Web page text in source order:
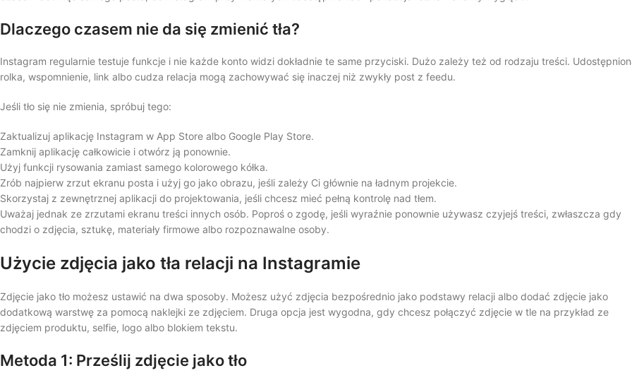
Dlaczego czasem nie da się zmienić tła?
Instagram regularnie testuje funkcje i nie każde konto widzi dokładnie te same przyciski. Dużo zależy też od rodzaju treści.
rolka, wspomnienie, link albo cudza relacja mogą zachowywać się inaczej niż zwykły post z feedu.
Jeśli tło się nie zmienia, spróbuj tego:
Zaktualizuj aplikację Instagram w App Store albo Google Play Store.
Zamknij aplikację całkowicie i otwórz ją ponownie.
Użyj funkcji rysowania zamiast samego kolorowego kółka.
Zrób najpierw zrzut ekranu posta i użyj go jako obrazu, jeśli zależy Ci głównie na ładnym projekcie.
Skorzystaj z zewnętrznej aplikacji do projektowania, jeśli chcesz mieć pełną kontrolę nad tłem.
Uważaj jednak ze zrzutami ekranu treści innych osób. Poproś o zgodę, jeśli wyraźnie ponownie używasz czyjejś treści, zwłaszcza gdy
chodzi o zdjęcia, sztukę, materiały firmowe albo rozpoznawalne osoby.
Użycie zdjęcia jako tła relacji na Instagramie
Zdjęcie jako tło możesz ustawić na dwa sposoby. Możesz użyć zdjęcia bezpośrednio jako podstawy relacji albo dodać zdjęcie jako
dodatkową warstwę za pomocą naklejki ze zdjęciem. Druga opcja jest wygodna, gdy chcesz połączyć zdjęcie w tle na przykład ze
zdjęciem produktu, selfie, logo albo blokiem tekstu.
Metoda 1: Prześlij zdjęcie jako tło